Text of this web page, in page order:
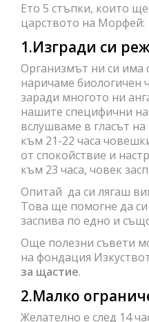
Ето 5 стъпки, които
царството на Морфей:
1.Изгради си
Организмът ни си има
наричаме биологичен
заради многото ни
нашите специфични
вслушваме в гласът
към 21-22 часа
от спокойствие и
към 23 часа, човек
Опитай да си лягаш
Това ще помогне да
заспива по едно и
Още полезни съвети
на фондация
за щастие.
2.Малко
Желателно е след 14